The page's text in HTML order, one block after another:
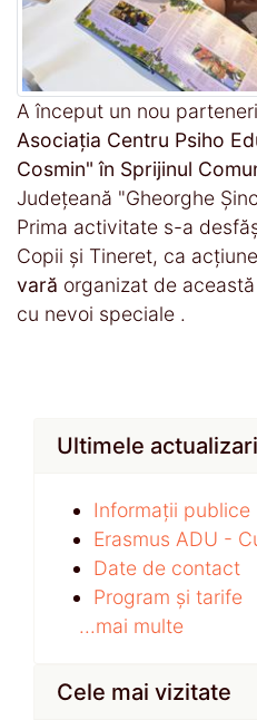
A început un nou
Asociația Centru Psiho
Cosmin" în Sprijinul
Județeană "Gheorghe
Prima activitate s-a
Copii și Tineret, ca
vară organizat de
cu nevoi speciale .
Ultimele actualizari
Informații publice
Erasmus ADU -
Date de contact
Program și tarife
...mai multe
Cele mai vizitate